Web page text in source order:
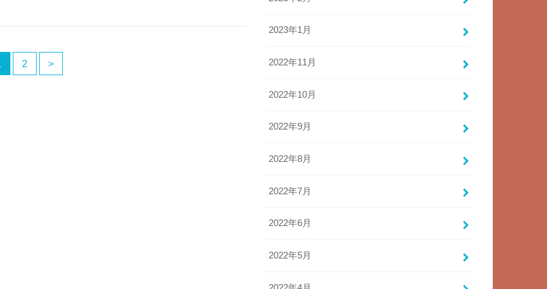
2 >
2023年1月
2022年11月
2022年10月
2022年9月
2022年8月
2022年7月
2022年6月
2022年5月